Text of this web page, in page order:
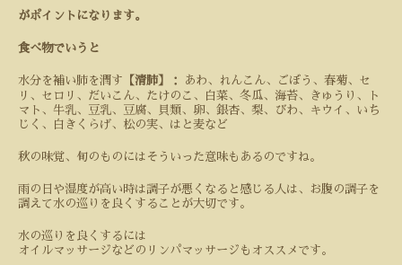
がポイントになります。
食べ物でいうと
水分を補い肺を潤す 【清肺】 ：
あわ、れんこん、ごぼう、春菊、セ
リ、セロリ、だいこん、たけのこ、白菜、冬瓜、海苔、きゅうり、ト
マト、牛乳、豆乳、豆腐、貝類、卵、銀杏、梨、びわ、キウイ、いち
じく、白きくらげ、松の実、はと麦など
秋の味覚、旬のものにはそういった意味もあるのですね。
雨の日や湿度が高い時は調子が悪くなると感じる人は、お腹の調子を
調えて水の巡りを良くすることが大切です。
水の巡りを良くするには
オイルマッサージなどのリンパマッサージもオススメです。